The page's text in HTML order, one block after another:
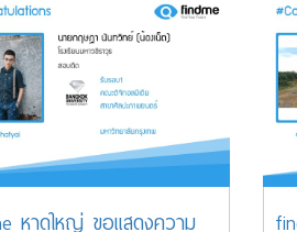
หาดใหญ่ ขอแสดงความ